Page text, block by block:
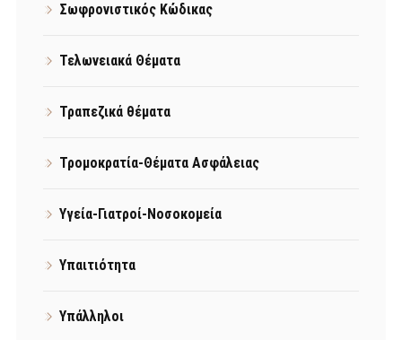
Σωφρονιστικός Κώδικας
Τελωνειακά Θέματα
Τραπεζικά θέματα
Τρομοκρατία-Θέματα Ασφάλειας
Υγεία-Γιατροί-Νοσοκομεία
Υπαιτιότητα
Υπάλληλοι